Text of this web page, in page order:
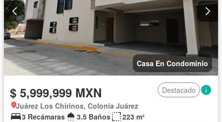
Casa En Condominio
$ 5,999,999 MXN
Destacado
Juárez Los Chirinos, Colonia Juárez
3 Recámaras
3.5 Baños
223 m²